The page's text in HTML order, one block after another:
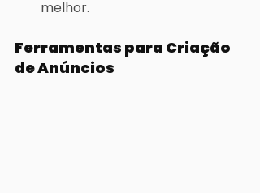
melhor.
Ferramentas para Criação
de Anúncios